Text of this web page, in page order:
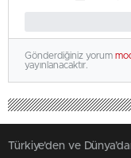
Gönderdiğiniz yorum
yayınlanacaktır.
Türkiye'den ve